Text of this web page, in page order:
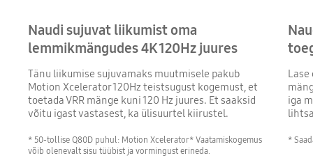
Naudi sujuvat liikumist oma
lemmikmängudes 4K 120Hz juures
Tänu liikumise sujuvamaks muutmisele pakub
Motion Xcelerator 120Hz teistsugust kogemust, et
toetada VRR mänge kuni 120 Hz juures. Et saaksid
võitu igast vastasest, ka ülisuurtel kiirustel.
* 50-tollise Q80D puhul: Motion Xcelerator* Vaatamiskogemus
võib olenevalt sisu tüübist ja vormingust erineda.
iga
*